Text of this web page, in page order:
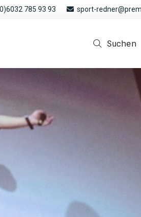
785 93 93 sport-
Suchen